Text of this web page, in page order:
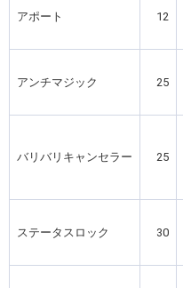
アポート 12
アンチマジック 25
バリバリキャンセラー 25
ステータスロック 30